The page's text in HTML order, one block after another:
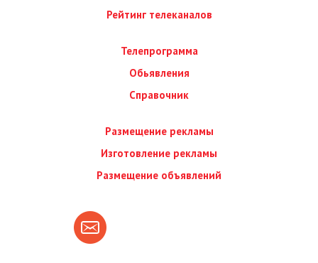
Рейтинг телеканалов
Телепрограмма
Обьявления
Справочник
Размещение рекламы
Изготовление рекламы
Размещение объявлений